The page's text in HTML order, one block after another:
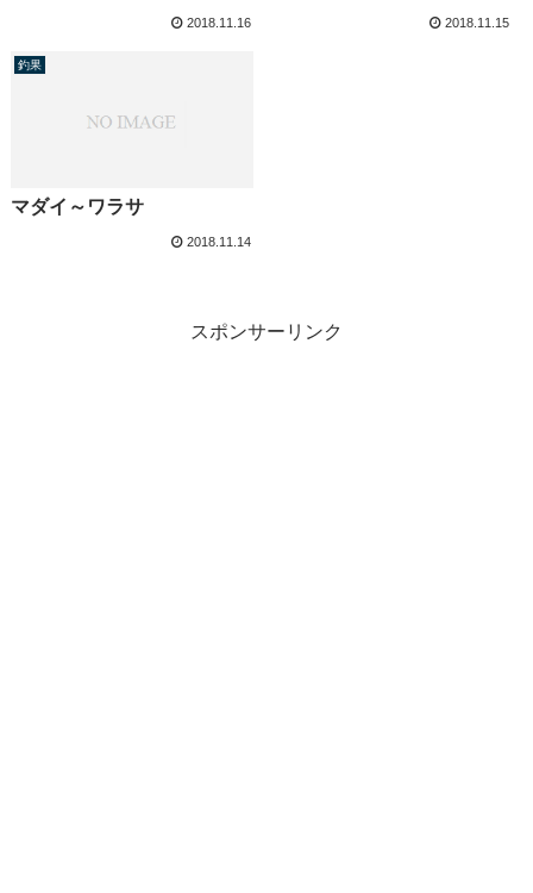
2018.11.16 2018.11.15
釣果
マダイ～ワラサ
2018.11.14
スポンサーリンク